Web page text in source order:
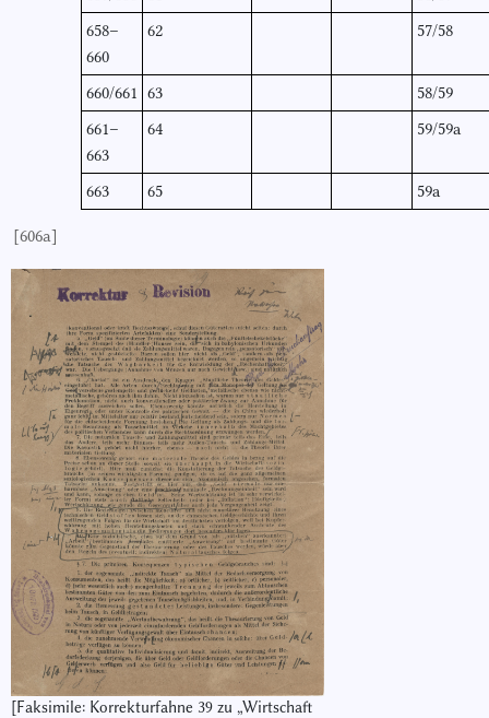
658–
660
62 57/58
660/661 63
58/59
661–
663
64 59/59a
663 65 59a
[606a]
[Faksimile: Korrekturfahne 39 zu „Wirtschaft